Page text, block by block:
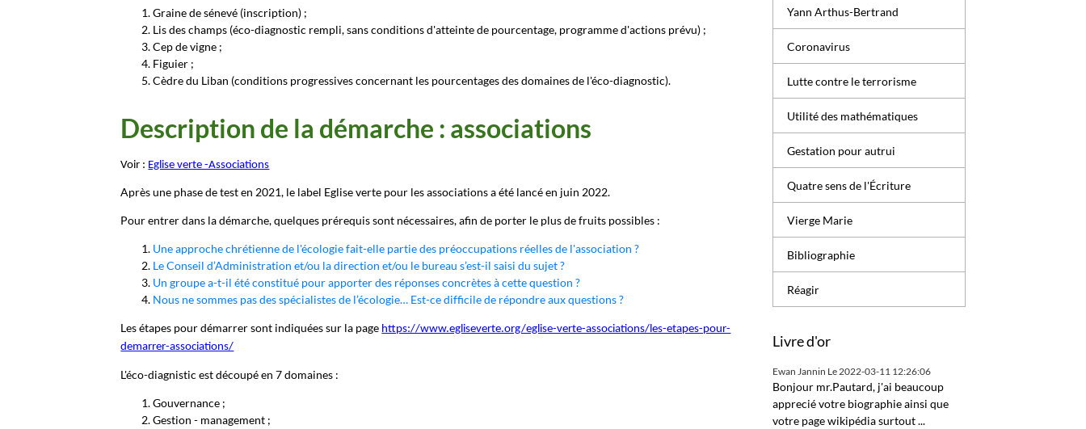
Graine de sénevé (inscription) ;
Lis des champs (éco-diagnostic rempli, sans conditions d'atteinte de pourcentage, programme d'actions prévu) ;
Cep de vigne ;
Figuier ;
Cèdre du Liban (conditions progressives concernant les pourcentages des domaines de l'éco-diagnostic).
Description de la démarche : associations
Voir : Eglise verte -Associations
Après une phase de test en 2021, le label Eglise verte pour les associations a été lancé en juin 2022.
Pour entrer dans la démarche, quelques prérequis sont nécessaires, afin de porter le plus de fruits possibles :
Une approche chrétienne de l'écologie fait-elle partie des préoccupations réelles de l'association ?
Le Conseil d’Administration et/ou la direction et/ou le bureau s’est-il saisi du sujet ?
Un groupe a-t-il été constitué pour apporter des réponses concrètes à cette question ?
Nous ne sommes pas des spécialistes de l’écologie… Est-ce difficile de répondre aux questions ?
Les étapes pour démarrer sont indiquées sur la page https://www.egliseverte.org/eglise-verte-associations/les-etapes-pour-
demarrer-associations/
L'éco-diagnistic est découpé en 7 domaines :
Gouvernance ;
Gestion - management ;
Yann Arthus-Bertrand
Coronavirus
Lutte contre le terrorisme
Utilité des mathématiques
Gestation pour autrui
Quatre sens de l'Écriture
Vierge Marie
Bibliographie
Réagir
Livre d'or
Ewan Jannin Le 2022-03-11 12:26:06
Bonjour mr.Pautard, j'ai beaucoup
apprecié votre biographie ainsi que
votre page wikipédia surtout ...